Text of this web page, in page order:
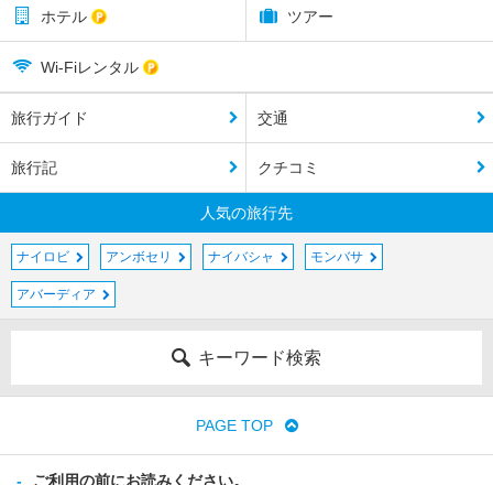
ホテル ツアー
Wi-Fiレンタル
旅行ガイド 交通
旅行記 クチコミ
人気の旅行先
ナイロビ アンボセリ ナイバシャ モンバサ
アバーディア
キーワード検索
PAGE TOP
ご利用の前にお読みください。